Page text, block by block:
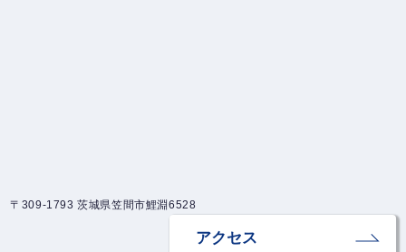
〒309-1793 茨城県笠間市鯉淵6528
アクセス